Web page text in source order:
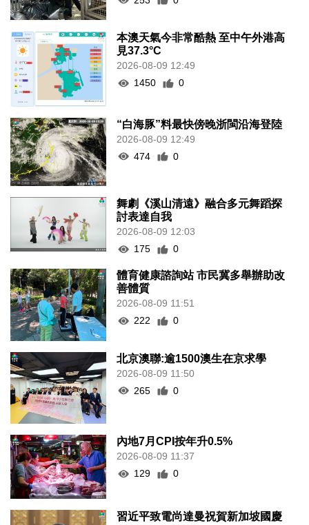
本澳天氣今非常酷熱 至中午外港高
見37.3°C
2026-08-09 12:49
1450
0
“白海豚”料最快傍晚浙閩沿海登陸
2026-08-09 12:49
474
0
舞劇《溪山清遠》融合多元舞蹈探
討表達自我
2026-08-09 12:03
175
0
體育健康諮詢站 市民冀多舉辦助改
善體質
2026-08-09 11:51
222
0
北京澳聯:逾1500澳生在京求學
2026-08-09 11:50
265
0
內地7月CPI按年升0.5%
2026-08-09 11:37
129
0
習近平致電尚達曼祝賀新加坡國慶